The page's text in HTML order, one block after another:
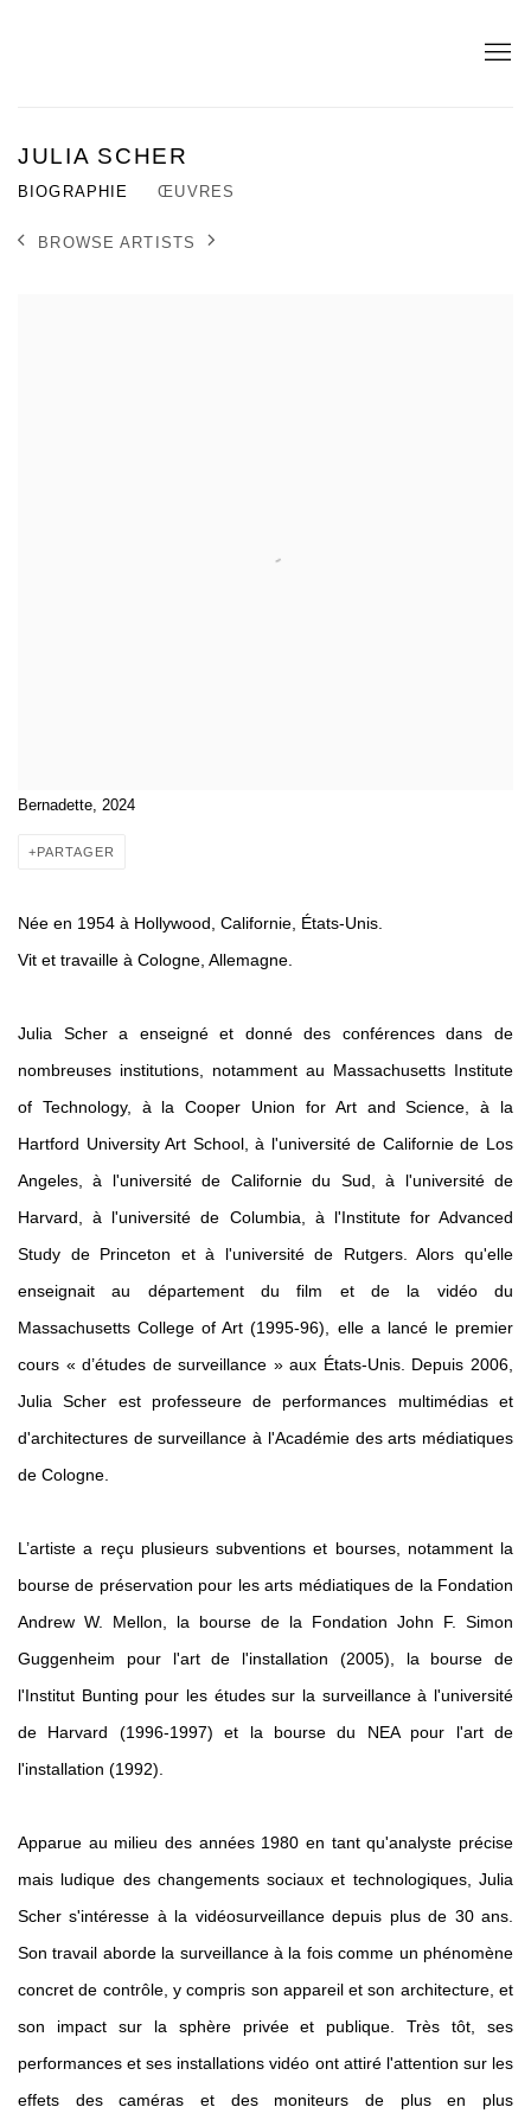
JULIA SCHER
BIOGRAPHIE ŒUVRES
BROWSE ARTISTS
Bernadette, 2024
PARTAGER
Née en 1954 à Hollywood, Californie, États-Unis.
Vit et travaille à Cologne, Allemagne.
Julia Scher a enseigné et donné des conférences dans de
nombreuses institutions, notamment au Massachusetts Institute
of Technology, à la Cooper Union for Art and Science, à la
Hartford University Art School, à l'université de Californie de Los
Angeles, à l'université de Californie du Sud, à l'université de
Harvard, à l'université de Columbia, à l'Institute for Advanced
Study de Princeton et à l'université de Rutgers. Alors qu'elle
enseignait au département du film et de la vidéo du
Massachusetts College of Art (1995-96), elle a lancé le premier
cours « d’études de surveillance » aux États-Unis. Depuis 2006,
Julia Scher est professeure de performances multimédias et
d'architectures de surveillance à l'Académie des arts médiatiques
de Cologne.
L’artiste a reçu plusieurs subventions et bourses, notamment la
bourse de préservation pour les arts médiatiques de la Fondation
Andrew W. Mellon, la bourse de la Fondation John F. Simon
Guggenheim pour l'art de l'installation (2005), la bourse de
l'Institut Bunting pour les études sur la surveillance à l'université
de Harvard (1996-1997) et la bourse du NEA pour l'art de
l'installation (1992).
Apparue au milieu des années 1980 en tant qu'analyste précise
mais ludique des changements sociaux et technologiques, Julia
Scher s'intéresse à la vidéosurveillance depuis plus de 30 ans.
Son travail aborde la surveillance à la fois comme un phénomène
concret de contrôle, y compris son appareil et son architecture, et
son impact sur la sphère privée et publique. Très tôt, ses
performances et ses installations vidéo ont attiré l'attention sur les
effets des caméras et des moniteurs de plus en plus